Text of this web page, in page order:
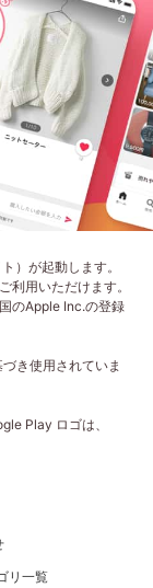
ト）が起動します。
用いただけます。
のApple Inc.の登録
き使用されていま
Play ロゴは、
リ一覧